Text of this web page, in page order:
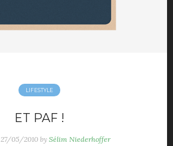
LIFESTYLE
ET PAF !
27/05/2010 by Sélim Niederhoffer